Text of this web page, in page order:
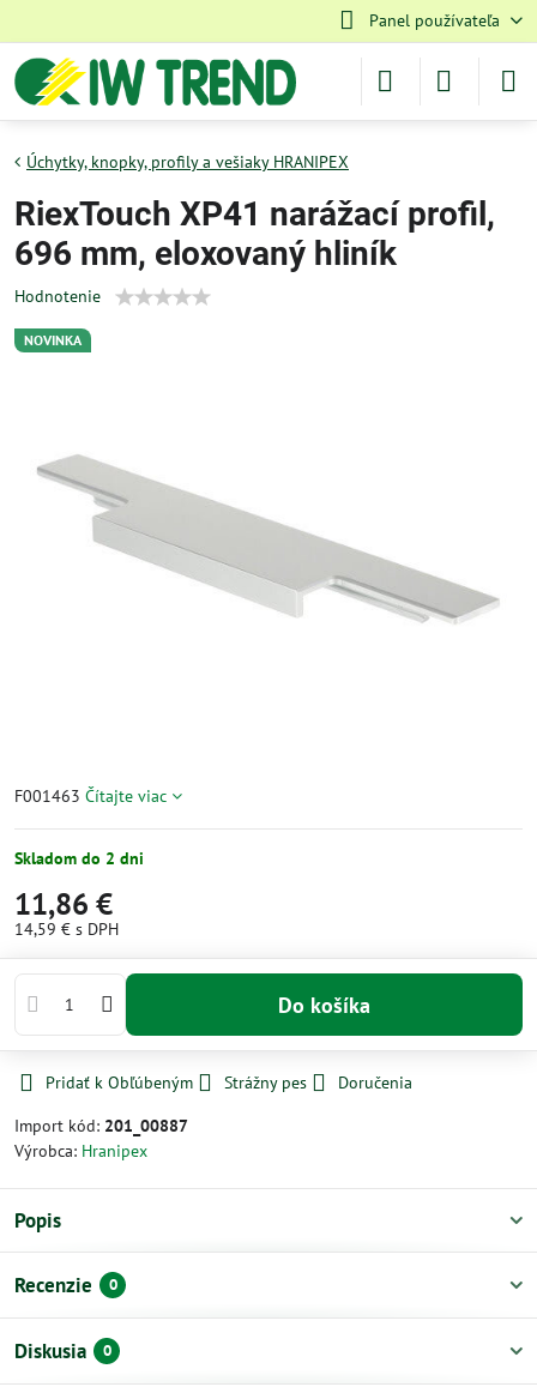
Panel používateľa
NOVINKA
Úchytky, knopky, profily a vešiaky HRANIPEX
RiexTouch XP41 narážací profil,
696 mm, eloxovaný hliník
Hodnotenie
F001463 Čítajte viac
Skladom do 2 dni
11,86 €
14,59 € s DPH
Do košíka
Pridať k Obľúbeným Strážny pes
Doručenia
Import kód: 201_00887
Výrobca: Hranipex
Popis
Recenzie 0
Diskusia 0